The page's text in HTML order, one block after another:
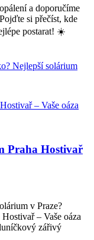
a doporučíme
si přečíst, kde
postarat! ☀️
Nejlepší solárium
Praha Hostivař
v Praze?
– Vaše oáza
zářivý